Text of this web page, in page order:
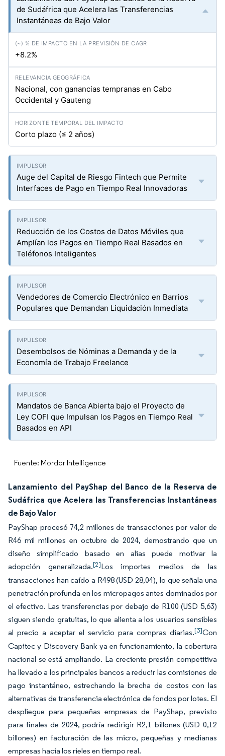
de Sudáfrica que Acelera las Transferencias
Instantáneas de Bajo Valor
+8.2%
Nacional, con ganancias tempranas en Cabo
Occidental y Gauteng
Corto plazo (≤ 2 años)
Auge del Capital de Riesgo Fintech que Permite
Interfaces de Pago en Tiempo Real Innovadoras
Reducción de los Costos de Datos Móviles que
Amplían los Pagos en Tiempo Real Basados en
Teléfonos Inteligentes
Vendedores de Comercio Electrónico en Barrios
Populares que Demandan Liquidación Inmediata
Desembolsos de Nóminas a Demanda y de la
Economía de Trabajo Freelance
Mandatos de Banca Abierta bajo el Proyecto de
Ley COFI que Impulsan los Pagos en Tiempo Real
Basados en API
Fuente: Mordor Intelligence
Lanzamiento del PayShap del Banco de la Reserva de
Sudáfrica que Acelera las Transferencias Instantáneas
de Bajo Valor
PayShap procesó 74,2 millones de transacciones por valor de
R46 mil millones en octubre de 2024, demostrando que un
diseño simplificado basado en alias puede motivar la
adopción generalizada.[2]Los importes medios de las
transacciones han caído a R498 (USD 28,04), lo que señala una
penetración profunda en los micropagos antes dominados por
el efectivo. Las transferencias por debajo de R100 (USD 5,63)
siguen siendo gratuitas, lo que alienta a los usuarios sensibles
al precio a aceptar el servicio para compras diarias.[3]Con
Capitec y Discovery Bank ya en funcionamiento, la cobertura
nacional se está ampliando. La creciente presión competitiva
ha llevado a los principales bancos a reducir las comisiones de
pago instantáneo, estrechando la brecha de costos con las
alternativas de transferencia electrónica de fondos por lotes. El
despliegue para pequeñas empresas de PayShap, previsto
para finales de 2024, podría redirigir R2,1 billones (USD 0,12
billones) en facturación de las micro, pequeñas y medianas
empresas hacia los rieles en tiempo real.